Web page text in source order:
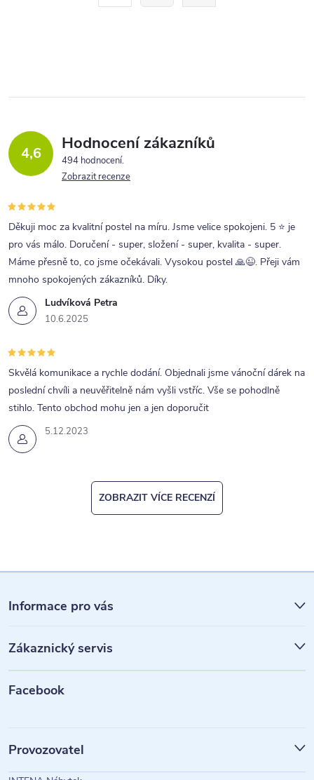
p
v
k
v
ý
p
i
u
o
á
n 4,6 Hodnocení zákazníků
494 hodnocení
Zobrazit recenze
Ludvíková Petra
10.6.2025
Děkuji moc za kvalitní postel na míru. Jsme velice spokojeni. 5 ⭐ je
pro vás málo. Doručení - super, složení - super, kvalita - super.
Máme přesně to, co jsme očekávali. Vysokou postel 🙏😉. Přeji vám
mnoho spokojených zákazníků. Díky.
5.12.2023
Skvělá komunikace a rychle dodání. Objednali jsme vánoční dárek na
poslední chvíli a neuvěřitelně nám vyšli vstříc. Vše se pohodlně
stihlo. Tento obchod mohu jen a jen doporučit
ZOBRAZIT VÍCE RECENZÍ
á
p
a
Informace pro vás
Zákaznický servis
Facebook
Provozovatel